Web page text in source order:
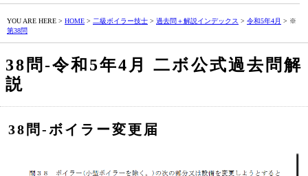
YOU ARE HERE > HOME > 二級ボイラー技士 > 過去問＋解説インデックス > 令和5年4月 > ※
第38問
38問‐令和5年4月 二ボ公式過去問解
説
38問‐ボイラー変更届